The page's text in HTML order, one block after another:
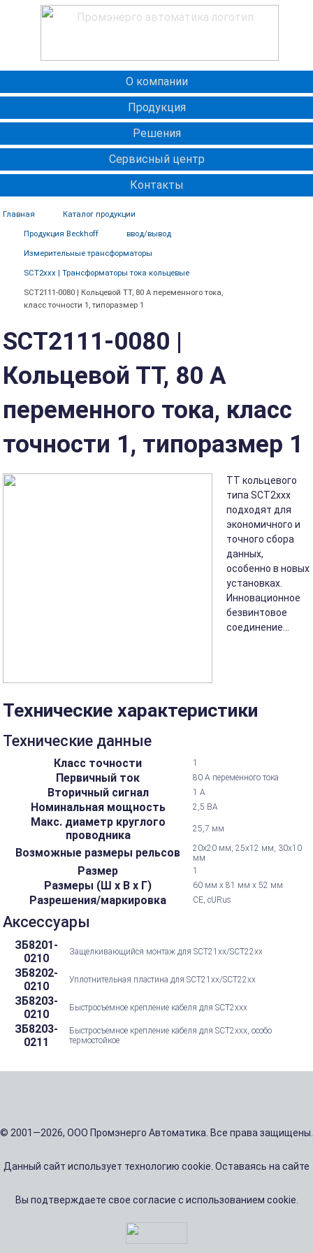
О компании
Продукция
Решения
Сервисный центр
Контакты
Главная Каталог продукции
Продукция Beckhoff ввод/вывод
Измерительные трансформаторы
SCT2xxx | Трансформаторы тока кольцевые
SCT2111-0080 | Кольцевой ТТ, 80 А переменного тока,
класс точности 1, типоразмер 1
SCT2111-0080 |
Кольцевой ТТ, 80 А
переменного тока, класс
точности 1, типоразмер 1
ТТ кольцевого
типа SCT2xxx
подходят для
экономичного и
точного сбора
данных,
особенно в новых
установках.
Инновационное
безвинтовое
соединение...
Технические характеристики
Технические данные
Класс точности 1
Первичный ток 80 А переменного тока
Вторичный сигнал 1 А
Номинальная мощность 2,5 ВА
Макс. диаметр круглого
проводника
25,7 мм
Возможные размеры рельсов
20х20 мм, 25х12 мм, 30х10
мм
Размер 1
Размеры (Ш х В х Г) 60 мм х 81 мм х 52 мм
Разрешения/маркировка CE, cURus
Аксессуары
ЗБ8201-
0210
Защелкивающийся монтаж для SCT21xx/SCT22xx
ЗБ8202-
0210
Уплотнительная пластина для SCT21xx/SCT22xx
ЗБ8203-
0210
Быстросъемное крепление кабеля для SCT2xxx
ЗБ8203-
0211
Быстросъемное крепление кабеля для SCT2xxx, особо
термостойкое
© 2001—2026, ООО Промэнерго Автоматика. Все права защищены.
Данный сайт использует технологию cookie. Оставаясь на сайте
Вы подтверждаете свое согласие с использованием cookie.